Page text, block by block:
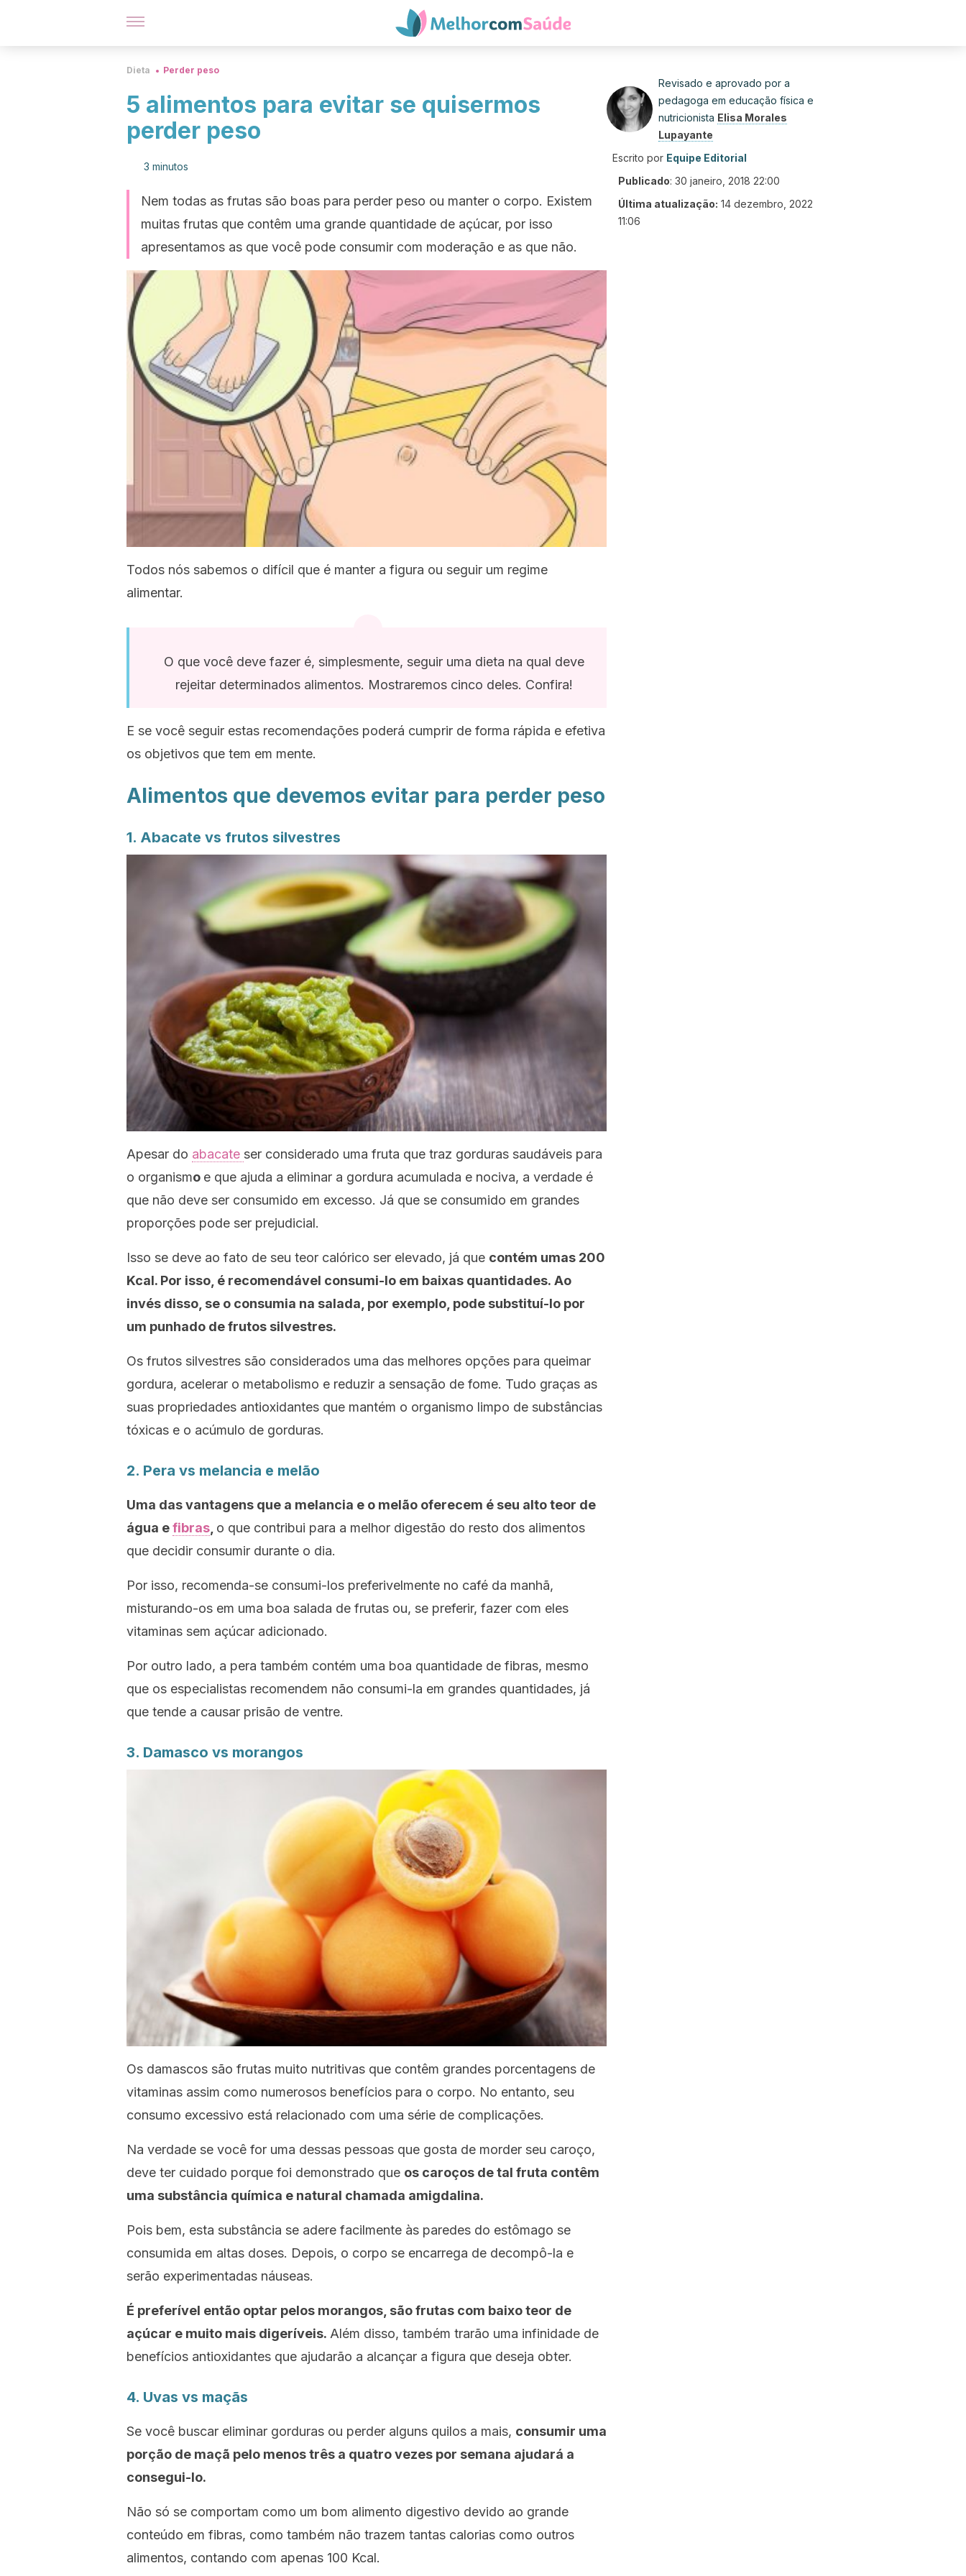
Dieta Perder peso
5 alimentos para evitar se quisermos
perder peso
3 minutos
Nem todas as frutas são boas para perder peso ou manter o corpo. Existem
muitas frutas que contêm uma grande quantidade de açúcar, por isso
apresentamos as que você pode consumir com moderação e as que não.
Todos nós sabemos o difícil que é manter a figura ou seguir um regime
alimentar.
O que você deve fazer é, simplesmente, seguir uma dieta na qual deve
rejeitar determinados alimentos. Mostraremos cinco deles. Confira!
E se você seguir estas recomendações poderá cumprir de forma rápida e efetiva
os objetivos que tem em mente.
Alimentos que devemos evitar para perder peso
1. Abacate vs frutos silvestres
Apesar do abacate ser considerado uma fruta que traz gorduras saudáveis para
o organismo e que ajuda a eliminar a gordura acumulada e nociva, a verdade é
que não deve ser consumido em excesso. Já que se consumido em grandes
proporções pode ser prejudicial.
Isso se deve ao fato de seu teor calórico ser elevado, já que contém umas 200
Kcal. Por isso, é recomendável consumi-lo em baixas quantidades. Ao
invés disso, se o consumia na salada, por exemplo, pode substituí-lo por
um punhado de frutos silvestres.
Os frutos silvestres são considerados uma das melhores opções para queimar
gordura, acelerar o metabolismo e reduzir a sensação de fome. Tudo graças as
suas propriedades antioxidantes que mantém o organismo limpo de substâncias
tóxicas e o acúmulo de gorduras.
2. Pera vs melancia e melão
Uma das vantagens que a melancia e o melão oferecem é seu alto teor de
água efibras o que contribui para a melhor digestão do resto dos alimentos
que decidir consumir durante o dia.
Por isso, recomenda-se consumi-los preferivelmente no café da manhã,
misturando-os em uma boa salada de frutas ou, se preferir, fazer com eles
vitaminas sem açúcar adicionado.
Por outro lado, a pera também contém uma boa quantidade de fibras, mesmo
que os especialistas recomendem não consumi-la em grandes quantidades, já
que tende a causar prisão de ventre.
3. Damasco vs morangos
Os damascos são frutas muito nutritivas que contêm grandes porcentagens de
vitaminas assim como numerosos benefícios para o corpo. No entanto, seu
consumo excessivo está relacionado com uma série de complicações.
Na verdade se você for uma dessas pessoas que gosta de morder seu caroço,
deve ter cuidado porque foi demonstrado que os caroços de tal fruta contêm
uma substância química e natural chamada amigdalina.
Pois bem, esta substância se adere facilmente às paredes do estômago se
consumida em altas doses. Depois, o corpo se encarrega de decompô-la e
serão experimentadas náuseas.
É preferível então optar pelos morangos, são frutas com baixo teor de
açúcar e muito mais digeríveis. Além disso, também trarão uma infinidade de
benefícios antioxidantes que ajudarão a alcançar a figura que deseja obter.
4. Uvas vs maçãs
Se você buscar eliminar gorduras ou perder alguns quilos a mais, consumir uma
porção de maçã pelo menos três a quatro vezes por semana ajudará a
consegui-lo.
Não só se comportam como um bom alimento digestivo devido ao grande
conteúdo em fibras, como também não trazem tantas calorias como outros
alimentos, contando com apenas 100 Kcal.
Revisado e aprovado por a
pedagoga em educação física e
nutricionista Elisa Morales
Lupayante
Escrito por Equipe Editorial
Publicado: 30 janeiro, 2018 22:00
Última atualização: 14 dezembro, 2022
11:06